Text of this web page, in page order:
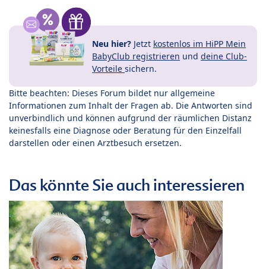
Neu hier? Jetzt kostenlos im HiPP Mein
BabyClub registrieren und deine Club-
Vorteile sichern.
Bitte beachten: Dieses Forum bildet nur allgemeine
Informationen zum Inhalt der Fragen ab. Die Antworten sind
unverbindlich und können aufgrund der räumlichen Distanz
keinesfalls eine Diagnose oder Beratung für den Einzelfall
darstellen oder einen Arztbesuch ersetzen.
Das könnte Sie auch interessieren